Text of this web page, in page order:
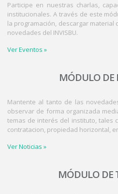
Participe en nuestras charlas,
institucionales. A través de este
la programación, descargar
novedades del INVISBU.
Ver Eventos »
MÓDULO DE
Mantente al tanto de las
observar de forma organizada
temas de interés del instituto, tales
contratacion, propiedad horizontal,
Ver Noticias »
MÓDULO DE